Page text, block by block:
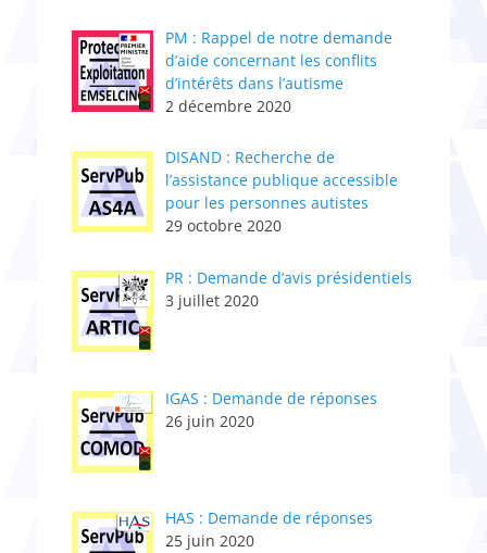
PM : Rappel de notre demande
d’aide concernant les conflits
d’intérêts dans l’autisme
2 décembre 2020
DISAND : Recherche de
l’assistance publique accessible
pour les personnes autistes
29 octobre 2020
PR : Demande d’avis présidentiels
3 juillet 2020
IGAS : Demande de réponses
26 juin 2020
HAS : Demande de réponses
25 juin 2020